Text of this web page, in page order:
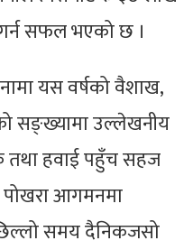
सफल भएको छ ।
यस वर्षको वैशाख,
सङ्ख्यामा उल्लेखनीय
तथा हवाई पहुँच सहज
पोखरा आगमनमा
समय दैनिकजसो